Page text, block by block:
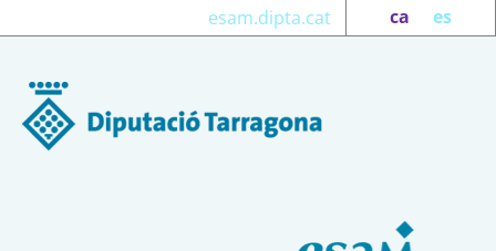
ca es
esam.dipta.cat